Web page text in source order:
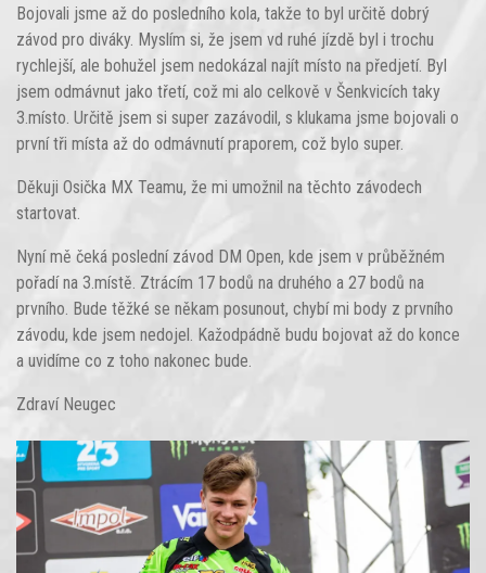
Bojovali jsme až do posledního kola, takže to byl určitě dobrý
závod pro diváky. Myslím si, že jsem vd ruhé jízdě byl i trochu
rychlejší, ale bohužel jsem nedokázal najít místo na předjetí. Byl
jsem odmávnut jako třetí, což mi alo celkově v Šenkvicích taky
3.místo. Určitě jsem si super zazávodil, s klukama jsme bojovali o
první tři místa až do odmávnutí praporem, což bylo super.
Děkuji Osička MX Teamu, že mi umožnil na těchto závodech
startovat.
Nyní mě čeká poslední závod DM Open, kde jsem v průběžném
pořadí na 3.místě. Ztrácím 17 bodů na druhého a 27 bodů na
prvního. Bude těžké se někam posunout, chybí mi body z prvního
závodu, kde jsem nedojel. Kažodpádně budu bojovat až do konce
a uvidíme co z toho nakonec bude.
Zdraví Neugec